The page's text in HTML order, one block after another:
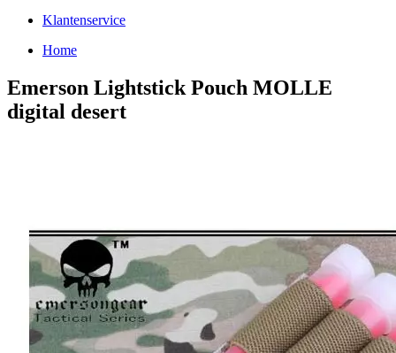
Klantenservice
Home
Emerson Lightstick Pouch MOLLE
digital desert